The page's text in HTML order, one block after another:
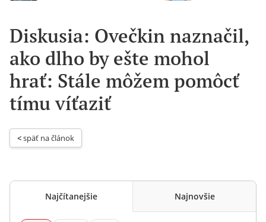
Diskusia: Ovečkin naznačil,
ako dlho by ešte mohol
hrať: Stále môžem pomôcť
tímu víťaziť
< späť na článok
Najčítanejšie Najnovšie